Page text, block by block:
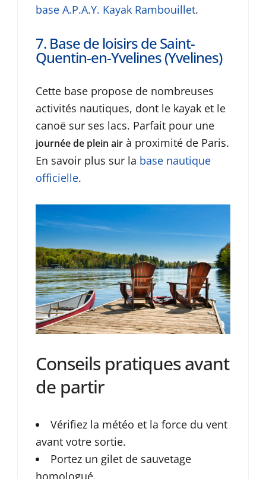
base A.P.A.Y. Kayak Rambouillet.
7. Base de loisirs de Saint-
Quentin-en-Yvelines (Yvelines)
Cette base propose de nombreuses
activités nautiques, dont le kayak et le
canoë sur ses lacs. Parfait pour une
journée de plein air à proximité de Paris.
En savoir plus sur la base nautique
officielle.
Conseils pratiques avant
de partir
Vérifiez la météo et la force du vent
avant votre sortie.
Portez un gilet de sauvetage
homologué.